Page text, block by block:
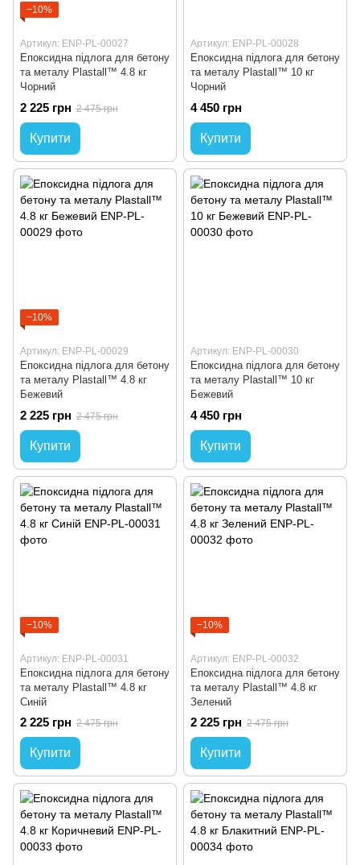
−10%
Артикул: ENP-PL-00027
Епоксидна підлога для бетону
та металу Plastall™ 4.8 кг
Чорний
2 225 грн 2 475 грн
Купити
Артикул: ENP-PL-00028
Епоксидна підлога для бетону
та металу Plastall™ 10 кг
Чорний
4 450 грн
Купити
−10%
Артикул: ENP-PL-00029
Епоксидна підлога для бетону
та металу Plastall™ 4.8 кг
Бежевий
2 225 грн 2 475 грн
Купити
Артикул: ENP-PL-00030
Епоксидна підлога для бетону
та металу Plastall™ 10 кг
Бежевий
4 450 грн
Купити
−10%
Артикул: ENP-PL-00031
Епоксидна підлога для бетону
та металу Plastall™ 4.8 кг
Синій
2 225 грн 2 475 грн
Купити
−10%
Артикул: ENP-PL-00032
Епоксидна підлога для бетону
та металу Plastall™ 4.8 кг
Зелений
2 225 грн 2 475 грн
Купити